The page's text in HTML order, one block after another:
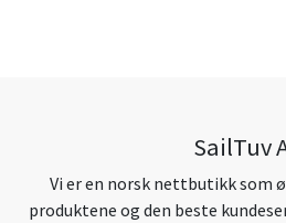
SailTuv
Vi er en norsk nettbutikk som
produktene og den beste